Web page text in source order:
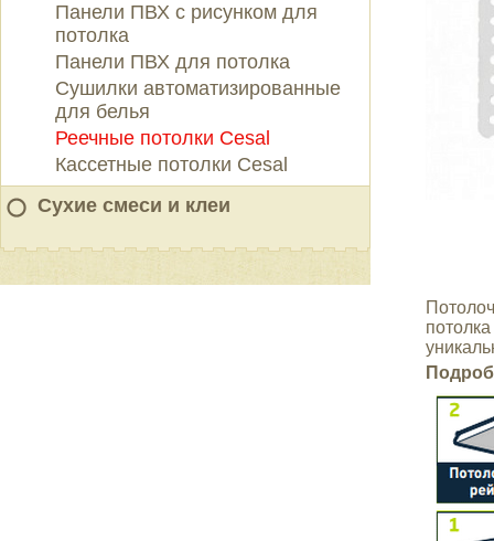
Панели ПВХ с рисунком для
потолка
Панели ПВХ для потолка
Сушилки автоматизированные
для белья
Реечные потолки Cesal
Кассетные потолки Cesal
Сухие смеси и клеи